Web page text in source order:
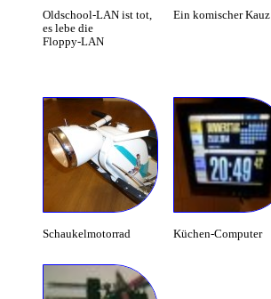
Oldschool-LAN ist tot,
es lebe die
Floppy‑LAN
Ein komischer Kauz
Schaukelmotorrad Küchen-Computer